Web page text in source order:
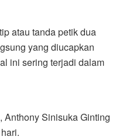
atau tanda petik dua
yang diucapkan
ini sering terjadi dalam
Anthony Sinisuka Ginting